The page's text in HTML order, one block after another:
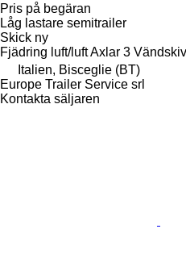
Pris på begäran
Låg lastare semitrailer
Skick ny
Fjädring luft/luftAxlar 3
Italien, Bisceglie (BT)
Europe Trailer Service srl
Kontakta säljaren